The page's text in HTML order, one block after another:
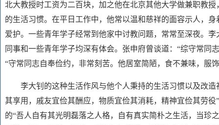
北大教授时工资为二百块，加之他在北京其他大学做兼职教
的生活习惯。在平日工作中，他常以温和慈祥的面容示人，
爱护。一些青年学子经常到他家中讨教问题，常常至深夜。
同事和一些青年学子均深有体会。张申府曾谈道： “综守常同
“守常同志自奉俭约，非常刻苦。他居室简陋，食不兼味，服
李大钊的这种生活作风与他个人秉持的生活习惯以及改造
其享用，戚友宜俭其酬应，物质宜俭其消耗，精神宜俭其劳
的“吾人自有其光明磊落之人格，自有真实简朴之生活，当珍